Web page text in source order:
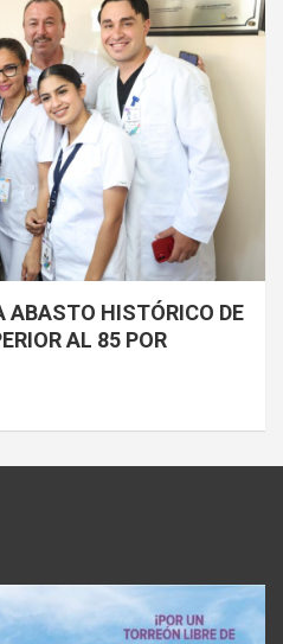
HISTÓRICO DE
AL 85 POR